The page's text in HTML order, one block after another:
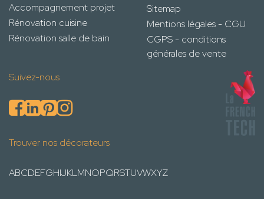
Accompagnement projet
Rénovation cuisine
Rénovation salle de bain
Sitemap
Mentions légales - CGU
CGPS - conditions
générales de vente
Suivez-nous
Trouver nos décorateurs
ABCDEFGHIJKLMNOPQRSTUVWXYZ